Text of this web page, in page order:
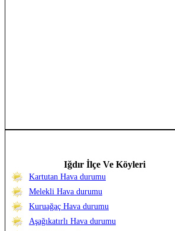
Iğdır İlçe Ve Köyleri
Kartutan Hava durumu
Melekli Hava durumu
Kuruağaç Hava durumu
Aşağıkatırlı Hava durumu